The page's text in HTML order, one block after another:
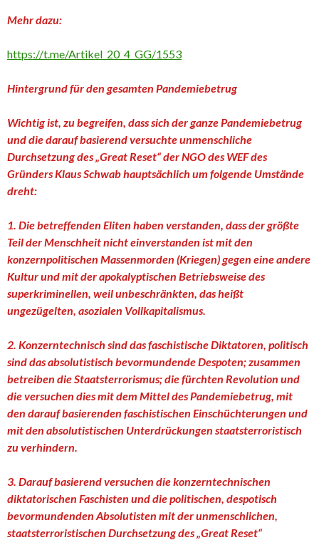
Mehr dazu:
https://t.me/Artikel_20_4_GG/1553
Hintergrund für den gesamten Pandemiebetrug
Wichtig ist, zu begreifen, dass sich der ganze Pandemiebetrug
und die darauf basierend versuchte unmenschliche
Durchsetzung des „Great Reset“ der NGO des WEF des
Gründers Klaus Schwab hauptsächlich um folgende Umstände
dreht:
1. Die betreffenden Eliten haben verstanden, dass der größte
Teil der Menschheit nicht einverstanden ist mit den
konzernpolitischen Massenmorden (Kriegen) gegen eine andere
Kultur und mit der apokalyptischen Betriebsweise des
superkriminellen, weil unbeschränkten, das heißt
ungezügelten, asozialen Vollkapitalismus.
2. Konzerntechnisch sind das faschistische Diktatoren, politisch
sind das absolutistisch bevormundende Despoten; zusammen
betreiben die Staatsterrorismus; die fürchten Revolution und
die versuchen dies mit dem Mittel des Pandemiebetrug, mit
den darauf basierenden faschistischen Einschüchterungen und
mit den absolutistischen Unterdrückungen staatsterroristisch
zu verhindern.
3. Darauf basierend versuchen die konzerntechnischen
diktatorischen Faschisten und die politischen, despotisch
bevormundenden Absolutisten mit der unmenschlichen,
staatsterroristischen Durchsetzung des „Great Reset“